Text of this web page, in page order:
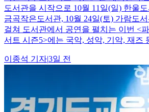
도서관을 시작으로 10월 11일(일) 한울
금곡작은도서관, 10월 24일(토) 가람도
걸쳐 도서관에서 공연을 펼치는 이번 <
서트 시즌5>에는 국악, 성악, 기악, 재즈
이종석 기자|3일 전